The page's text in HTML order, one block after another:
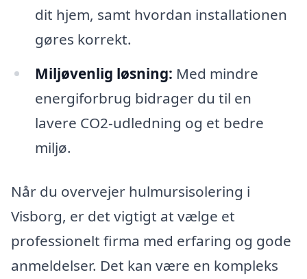
dit hjem, samt hvordan installationen
gøres korrekt.
Miljøvenlig løsning: Med mindre
energiforbrug bidrager du til en
lavere CO2-udledning og et bedre
miljø.
Når du overvejer hulmursisolering i
Visborg, er det vigtigt at vælge et
professionelt firma med erfaring og gode
anmeldelser. Det kan være en kompleks